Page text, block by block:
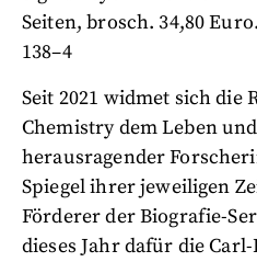
Seiten, brosch. 34,80
138–4
Seit 2021 widmet sich die
Chemistry dem Leben
herausragender
Spiegel ihrer jeweiligen
Förderer der Biografie-
dieses Jahr dafür die